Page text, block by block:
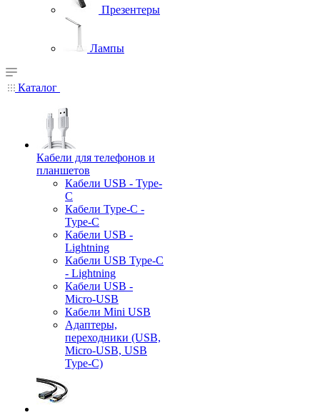
Презентеры
Лампы
Каталог
Кабели для телефонов и
планшетов
Кабели USB - Type-
C
Кабели Type-C -
Type-C
Кабели USB -
Lightning
Кабели USB Type-C
- Lightning
Кабели USB -
Micro-USB
Кабели Mini USB
Адаптеры,
переходники (USB,
Micro-USB, USB
Type-C)